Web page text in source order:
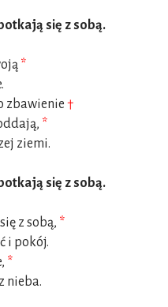
się z sobą.
*
zbawienie †
*
ziemi.
się z sobą.
z sobą, *
i pokój.
*
nieba.